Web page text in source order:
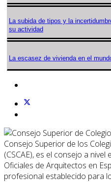
La subida de tipos y la
su actividad
La escasez de vivienda en el
Consejo Superior de los
(CSCAE), es el consejo a
Oficiales de Arquitectos en
profesional establecido para